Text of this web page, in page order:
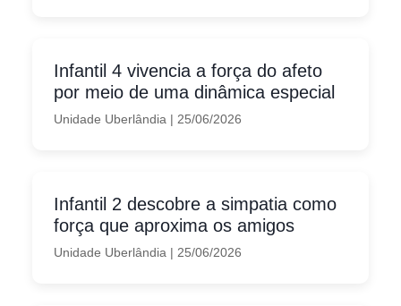
Infantil 4 vivencia a força do afeto
por meio de uma dinâmica especial
Unidade Uberlândia | 25/06/2026
Infantil 2 descobre a simpatia como
força que aproxima os amigos
Unidade Uberlândia | 25/06/2026